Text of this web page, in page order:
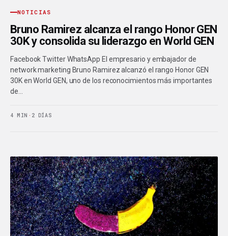
NOTICIAS
Bruno Ramirez alcanza el rango Honor GEN
30K y consolida su liderazgo en World GEN
Facebook Twitter WhatsApp El empresario y embajador de
network marketing Bruno Ramirez alcanzó el rango Honor GEN
30K en World GEN, uno de los reconocimientos más importantes
de…
4 MIN · 2 DÍAS